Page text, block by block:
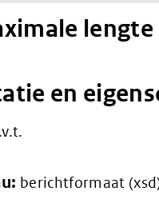
en
berichtformaat